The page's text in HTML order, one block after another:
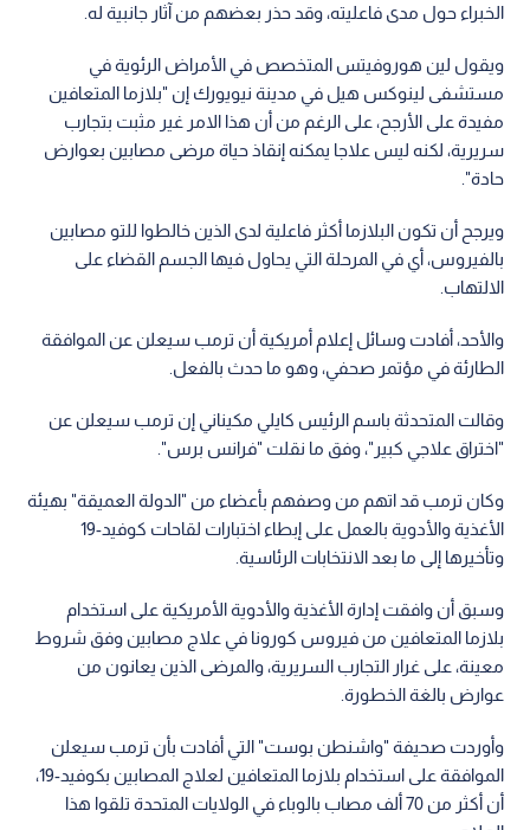
الخبراء حول مدى فاعليته، وقد حذر بعضهم من آثار جانبية له.
ويقول لين هوروفيتس المتخصص في الأمراض الرئوية في
مستشفى لينوكس هيل في مدينة نيويورك إن "بلازما المتعافين
مفيدة على الأرجح، على الرغم من أن هذا الامر غير مثبت بتجارب
سريرية، لكنه ليس علاجا يمكنه إنقاذ حياة مرضى مصابين بعوارض
حادة".
ويرجح أن تكون البلازما أكثر فاعلية لدى الذين خالطوا للتو مصابين
بالفيروس، أي في المرحلة التي يحاول فيها الجسم القضاء على
الالتهاب.
والأحد، أفادت وسائل إعلام أمريكية أن ترمب سيعلن عن الموافقة
الطارئة في مؤتمر صحفي، وهو ما حدث بالفعل.
وقالت المتحدثة باسم الرئيس كايلي مكيناني إن ترمب سيعلن عن
"اختراق علاجي كبير"، وفق ما نقلت "فرانس برس".
وكان ترمب قد اتهم من وصفهم بأعضاء من "الدولة العميقة" بهيئة
الأغذية والأدوية بالعمل على إبطاء اختبارات لقاحات كوفيد-19
وتأخيرها إلى ما بعد الانتخابات الرئاسية.
وسبق أن وافقت إدارة الأغذية والأدوية الأمريكية على استخدام
بلازما المتعافين من فيروس كورونا في علاج مصابين وفق شروط
معينة، على غرار التجارب السريرية، والمرضى الذين يعانون من
عوارض بالغة الخطورة.
وأوردت صحيفة "واشنطن بوست" التي أفادت بأن ترمب سيعلن
الموافقة على استخدام بلازما المتعافين لعلاج المصابين بكوفيد-19،
أن أكثر من 70 ألف مصاب بالوباء في الولايات المتحدة تلقوا هذا